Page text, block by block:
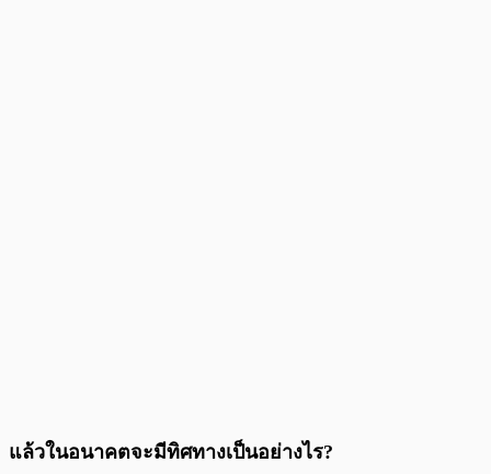
แล้วในอนาคตจะมีทิศทางเป็นอย่างไร?